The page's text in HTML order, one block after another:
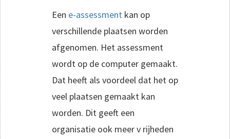
Een e-assessment kan op
verschillende plaatsen worden
afgenomen. Het assessment
wordt op de computer gemaakt.
Dat heeft als voordeel dat het op
veel plaatsen gemaakt kan
worden. Dit geeft een
organisatie ook meer v rijheden